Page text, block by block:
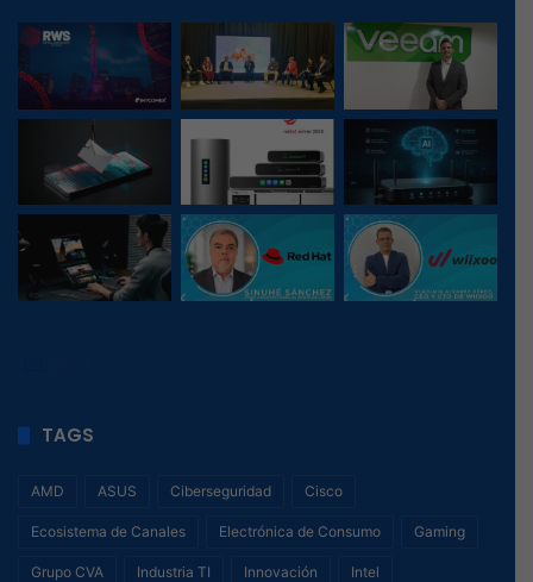
TAGS
AMD ASUS Ciberseguridad Cisco
Ecosistema de Canales Electrónica de Consumo Gaming
Grupo CVA Industria TI Innovación Intel